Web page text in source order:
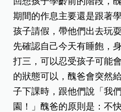
期間的作息主要還是跟著
孩子請假，帶他們出去玩
先確認自己今天有睡飽，
打三，可以忍受孩子可能
的狀態可以，醜爸會突然
子下課時，跟他們說「我
園！」醜爸的原則是：不